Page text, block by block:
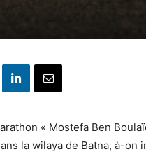
« Mostefa Ben
la wilaya de Batna, à-